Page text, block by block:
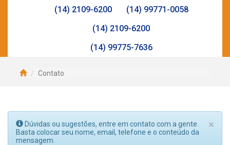
(14) 2109-6200
(14) 99771-0058
(14) 2109-6200
(14) 99775-7636
Contato
×
Dúvidas ou sugestões, entre em contato com a gente.
Basta colocar seu nome, email, telefone e o conteúdo da
mensagem.